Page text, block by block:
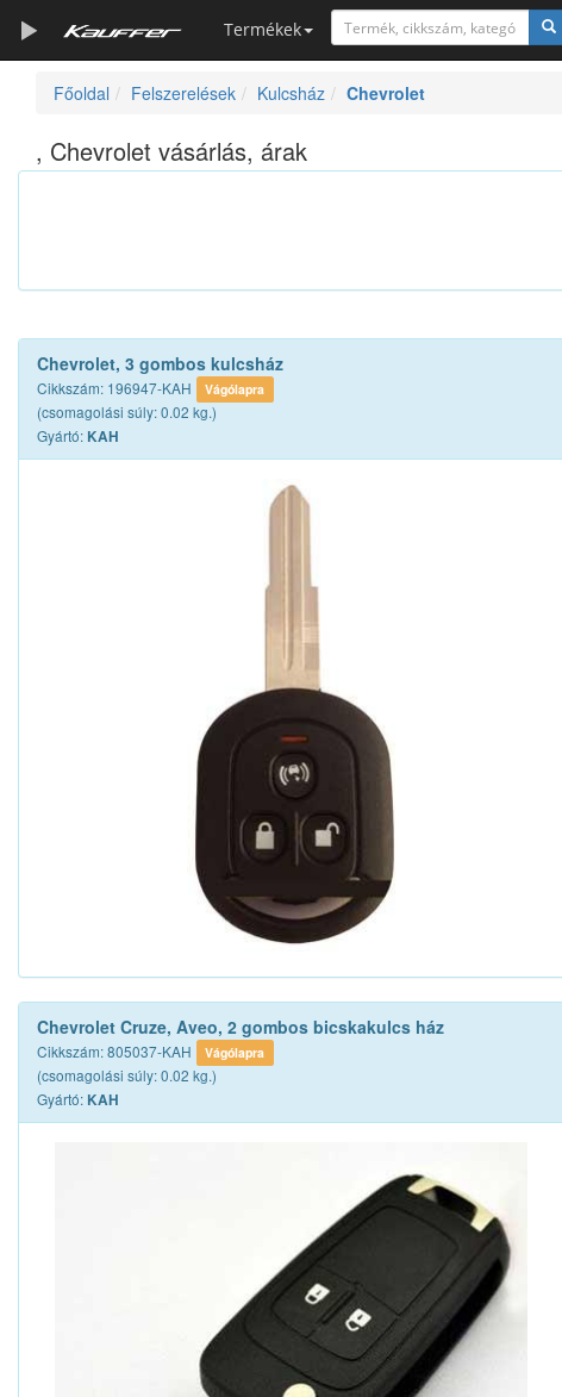
Termékek
Szerszámkatalógus
Kosár
Főoldal Felszerelések Kulcsház Chevrolet
, Chevrolet vásárlás, árak
Chevrolet, 3 gombos kulcsház
Cikkszám: 196947-KAH Vágólapra
(csomagolási súly: 0.02 kg.)
Gyártó: KAH
Chevrolet Cruze, Aveo, 2 gombos bicskakulcs ház
Cikkszám: 805037-KAH Vágólapra
(csomagolási súly: 0.02 kg.)
Gyártó: KAH